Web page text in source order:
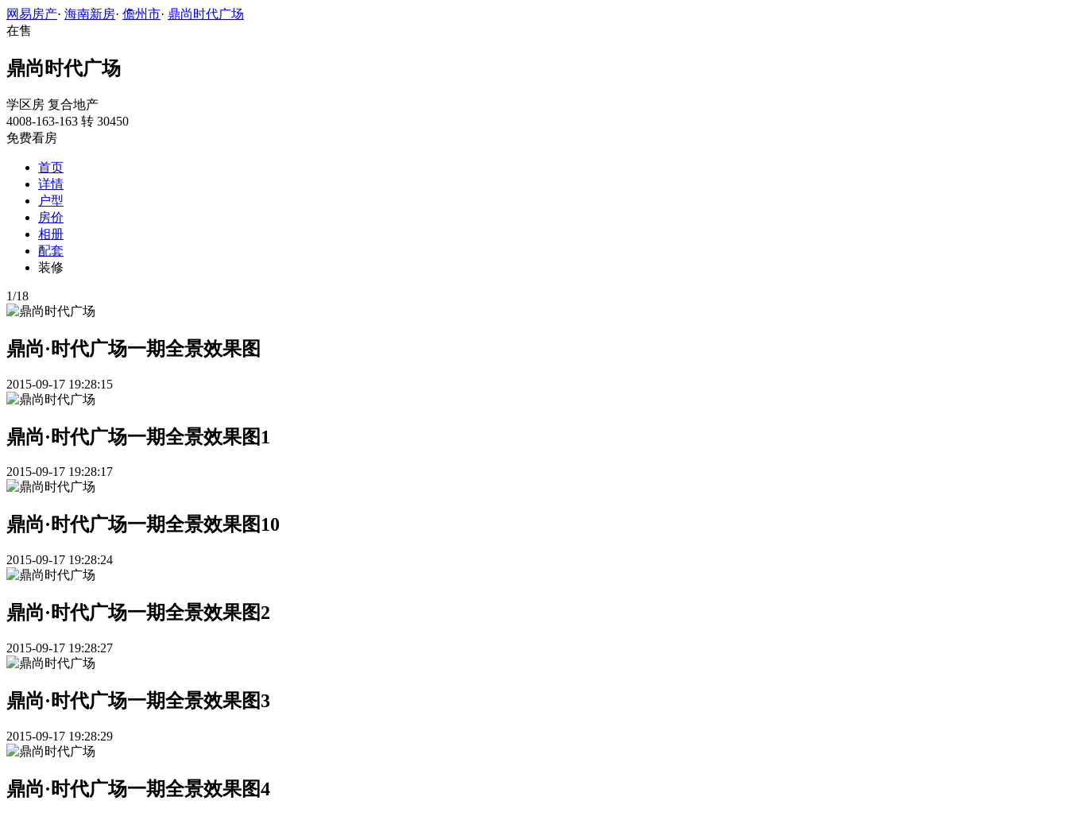
网易房产· 海南新房· 儋州市· 鼎尚时代广场
在售
鼎尚时代广场
学区房 复合地产
4008-163-163 转 30450
免费看房
首页
详情
户型
房价
相册
配套
装修
1/18
鼎尚·时代广场一期全景效果图
2015-09-17 19:28:15
鼎尚·时代广场一期全景效果图1
2015-09-17 19:28:17
鼎尚·时代广场一期全景效果图10
2015-09-17 19:28:24
鼎尚·时代广场一期全景效果图2
2015-09-17 19:28:27
鼎尚·时代广场一期全景效果图3
2015-09-17 19:28:29
鼎尚·时代广场一期全景效果图4